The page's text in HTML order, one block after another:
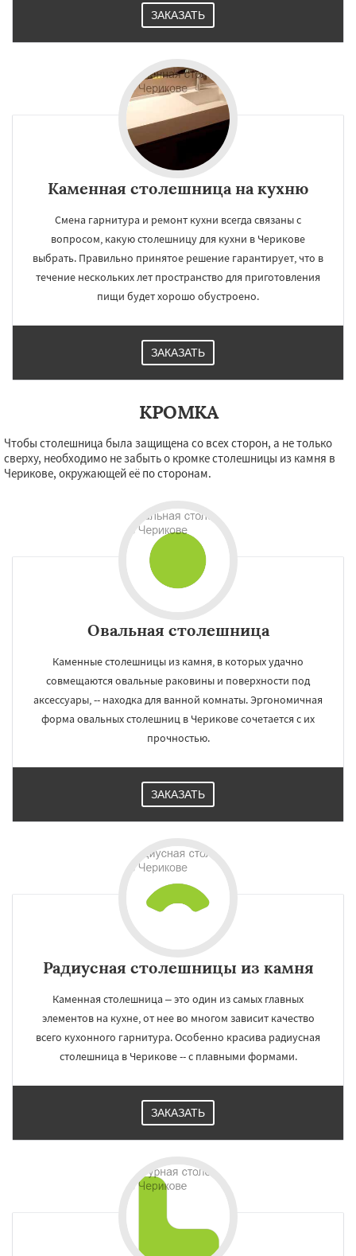
ЗАКАЗАТЬ
Каменная столешница на кухню
Смена гарнитура и ремонт кухни всегда связаны с
вопросом, какую столешницу для кухни в Черикове
выбрать. Правильно принятое решение гарантирует, что в
течение нескольких лет пространство для приготовления
пищи будет хорошо обустроено.
ЗАКАЗАТЬ
КРОМКА
Чтобы столешница была защищена со всех сторон, а не только
сверху, необходимо не забыть о кромке столешницы из камня в
Черикове, окружающей её по сторонам.
Овальная столешница
Каменные столешницы из камня, в которых удачно
совмещаются овальные раковины и поверхности под
аксессуары, -- находка для ванной комнаты. Эргономичная
форма овальных столешниц в Черикове сочетается с их
прочностью.
ЗАКАЗАТЬ
Радиусная столешницы из камня
Каменная столешница – это один из самых главных
элементов на кухне, от нее во многом зависит качество
всего кухонного гарнитура. Особенно красива радиусная
столешница в Черикове -- с плавными формами.
ЗАКАЗАТЬ